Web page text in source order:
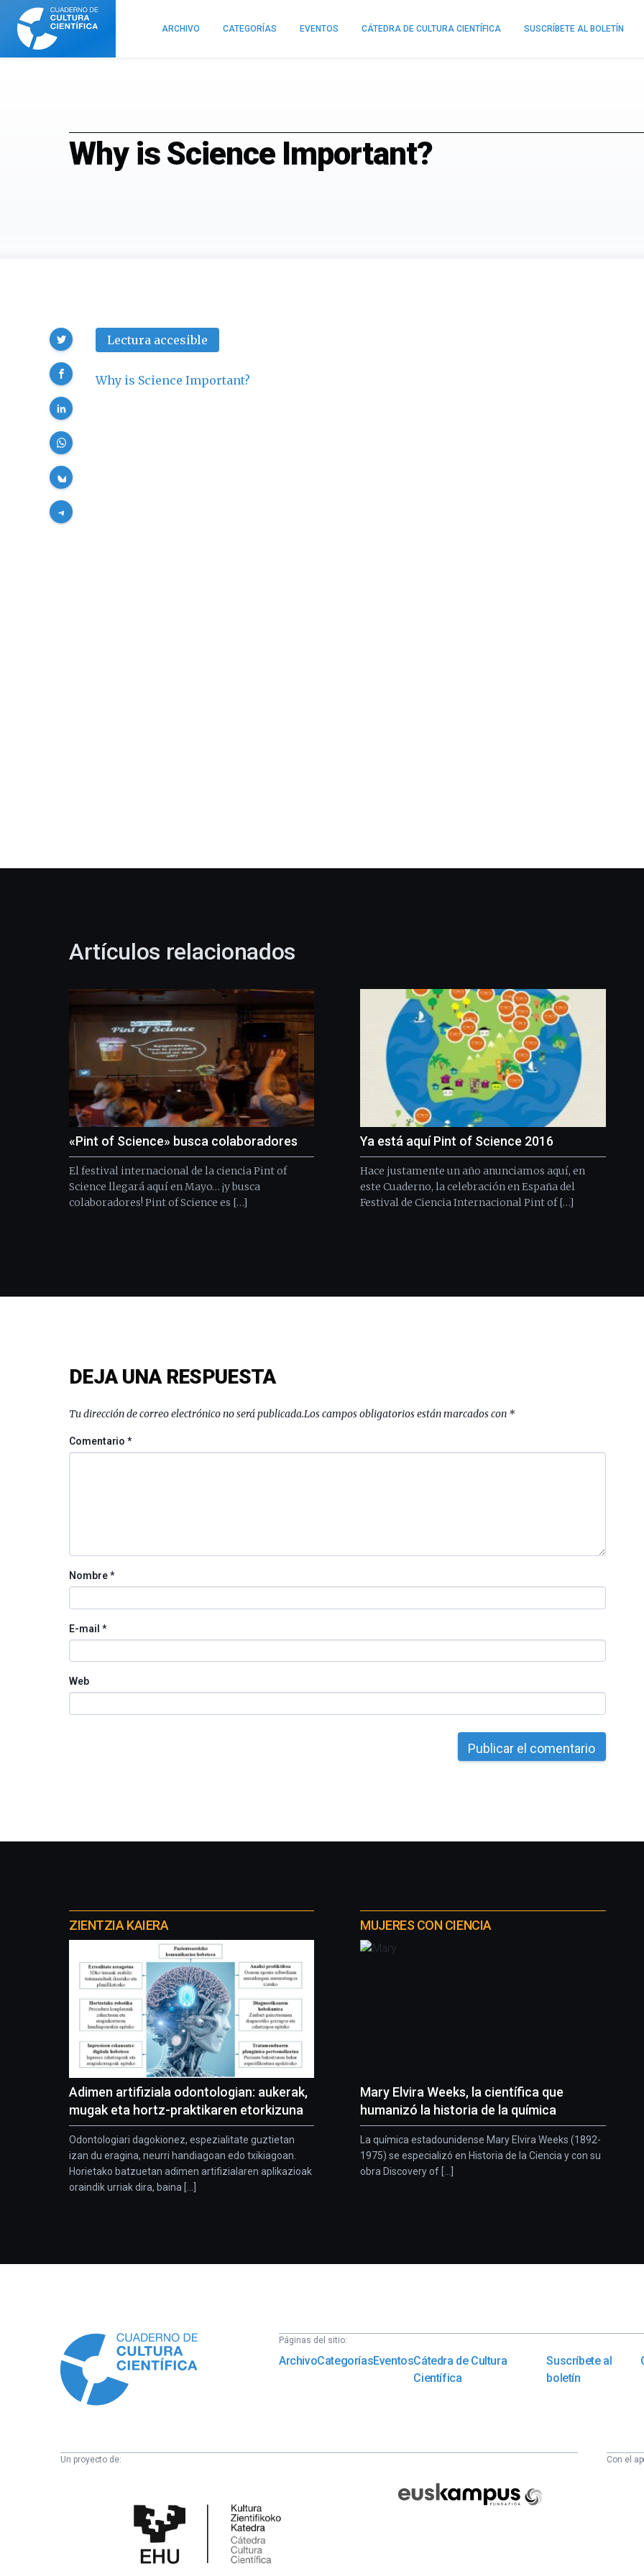
Cuaderno
Cultura
Científica
ARCHIVO CATEGORÍAS EVENTOS CÁTEDRA DE CULTURA CIENTÍFICA SUSCRÍBETE AL BOLETÍN
Why is Science Important?
Lectura accesible
Why is Science Important?
Compartir
Artículos relacionados
«Pint of Science» busca colaboradores
El festival internacional de la ciencia Pint of
Science llegará aquí en Mayo… ¡y busca
colaboradores! Pint of Science es […]
Ya está aquí Pint of Science 2016
Hace justamente un año anunciamos aquí, en
este Cuaderno, la celebración en España del
Festival de Ciencia Internacional Pint of […]
DEJA UNA RESPUESTA
Tu dirección de correo electrónico no será publicada.Los campos obligatorios están marcados con *
Comentario*
Nombre*
E-mail *
Web
proyectos
ZIENTZIA KAIERA
Adimen artifiziala odontologian: aukerak,
mugak eta hortz-praktikaren etorkizuna
Odontologiari dagokionez, espezialitate guztietan
izan du eragina, neurri handiagoan edo txikiagoan.
Horietako batzuetan adimen artifizialaren aplikazioak
oraindik urriak dira, baina [...]
MUJERES CON CIENCIA
Mary Elvira Weeks, la científica que
humanizó la historia de la química
La química estadounidense Mary Elvira Weeks (1892-
1975) se especializó en Historia de la Ciencia y con su
obra Discovery of [...]
Páginas del sitio:
ArchivoCategoríasEventosCátedra de Cultura
Científica
Suscríbete al
boletín
Un proyecto de:
Científica
Fundazioa
Con el